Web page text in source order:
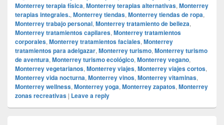
Monterrey terapia física, Monterrey terapias alternativas, Monterrey
terapias integrales., Monterrey tiendas, Monterrey tiendas de ropa,
Monterrey trabajo personal, Monterrey tratamiento de belleza,
Monterrey tratamientos capilares, Monterrey tratamientos
corporales, Monterrey tratamientos faciales, Monterrey
tratamientos para adelgazar, Monterrey turismo, Monterrey turismo
de aventura, Monterrey turismo ecológico, Monterrey vegano,
Monterrey vegetarianos, Monterrey viajes, Monterrey viajes cortos,
Monterrey vida nocturna, Monterrey vinos, Monterrey vitaminas,
Monterrey wellness, Monterrey yoga, Monterrey zapatos, Monterrey
zonas recreativas | Leave a reply